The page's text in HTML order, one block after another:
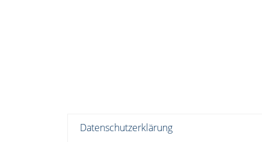
Datenschutzerklärung